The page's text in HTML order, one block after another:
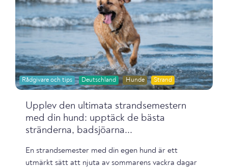
Rådgivare och tips Deutschland Hunde Strand
Upplev den ultimata strandsemestern
med din hund: upptäck de bästa
stränderna, badsjöarna...
En strandsemester med din egen hund är ett
utmärkt sätt att njuta av sommarens vackra dagar